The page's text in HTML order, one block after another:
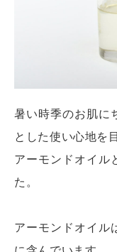
暑い時季のお肌に
とした使い心地を
アーモンドオイル
た。
アーモンドオイル